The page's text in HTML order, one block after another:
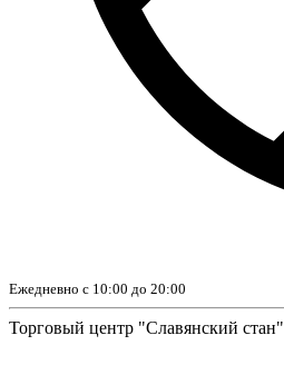
Ежедневно с 10:00 до 20:00
Торговый центр "Славянский стан"